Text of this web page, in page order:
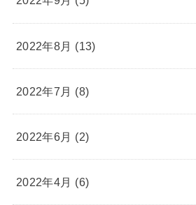
2022年8月 (13)
2022年7月 (8)
2022年6月 (2)
2022年4月 (6)